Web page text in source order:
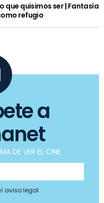
que quisimos ser | Fantasía
refugio
a
DE VER EL CINE
aviso legal.